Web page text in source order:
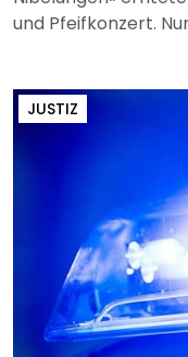
und Pfeifkonzert.
JUSTIZ